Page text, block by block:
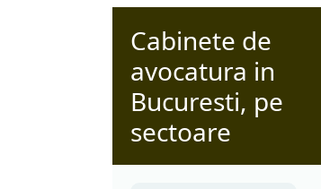
Cabinete de
avocatura in
Bucuresti, pe
sectoare